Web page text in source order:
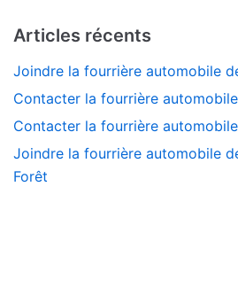
Articles récents
Joindre la fourrière automobile
Contacter la fourrière
Contacter la fourrière
Joindre la fourrière automobile
Forêt